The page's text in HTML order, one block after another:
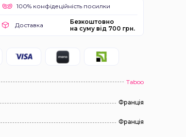
100% конфідеційність посилки
Доставка
Безкоштовно
на суму від 700 грн.
Taboo
Франція
Франція